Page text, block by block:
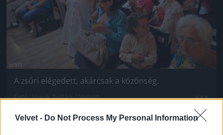
Velvet - Do Not Process My Personal Information
A zsűri elégedett, akárcsak a közönség.
Fotó: Vanik Zoltán / Velvet #11